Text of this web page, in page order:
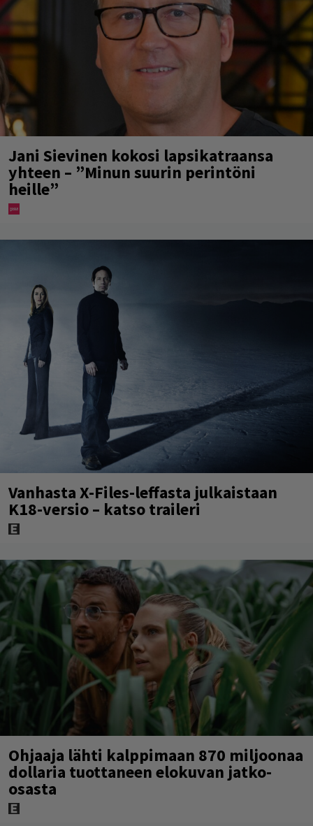
Jani Sievinen kokosi lapsikatraansa
yhteen – ”Minun suurin perintöni
heille”
Vanhasta X-Files-leffasta julkaistaan
K18-versio – katso traileri
Ohjaaja lähti kalppimaan 870 miljoonaa
dollaria tuottaneen elokuvan jatko-
osasta